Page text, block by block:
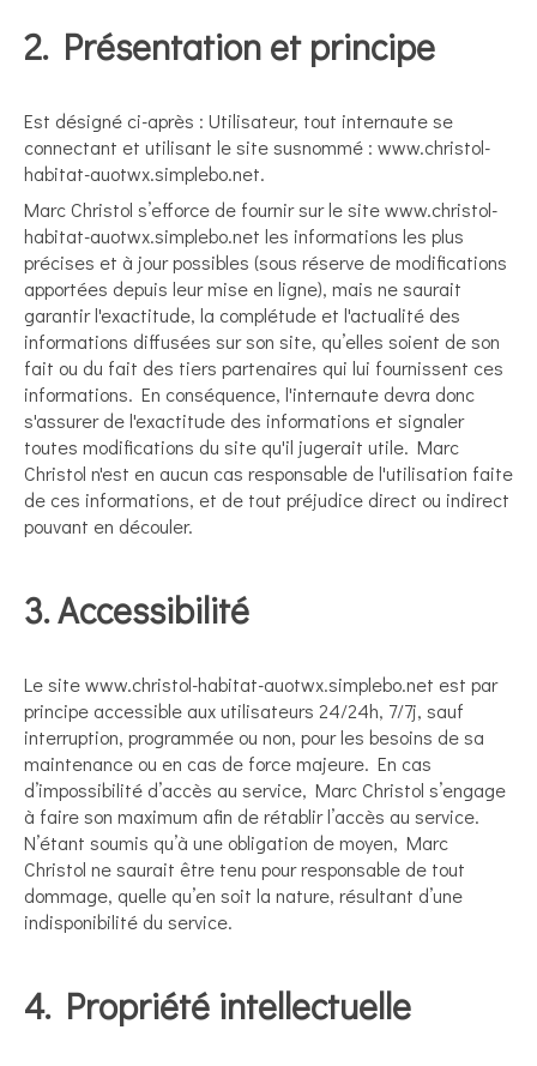
2. Présentation et principe
Est désigné ci-après : Utilisateur, tout internaute se
connectant et utilisant le site susnommé : www.christol-
habitat-auotwx.simplebo.net.
Marc Christol s’efforce de fournir sur le site www.christol-
habitat-auotwx.simplebo.net les informations les plus
précises et à jour possibles (sous réserve de modifications
apportées depuis leur mise en ligne), mais ne saurait
garantir l'exactitude, la complétude et l'actualité des
informations diffusées sur son site, qu’elles soient de son
fait ou du fait des tiers partenaires qui lui fournissent ces
informations. En conséquence, l'internaute devra donc
s'assurer de l'exactitude des informations et signaler
toutes modifications du site qu'il jugerait utile. Marc
Christol n'est en aucun cas responsable de l'utilisation faite
de ces informations, et de tout préjudice direct ou indirect
pouvant en découler.
3. Accessibilité
Le site www.christol-habitat-auotwx.simplebo.net est par
principe accessible aux utilisateurs 24/24h, 7/7j, sauf
interruption, programmée ou non, pour les besoins de sa
maintenance ou en cas de force majeure. En cas
d’impossibilité d’accès au service, Marc Christol s’engage
à faire son maximum afin de rétablir l’accès au service.
N’étant soumis qu’à une obligation de moyen, Marc
Christol ne saurait être tenu pour responsable de tout
dommage, quelle qu’en soit la nature, résultant d’une
indisponibilité du service.
4. Propriété intellectuelle